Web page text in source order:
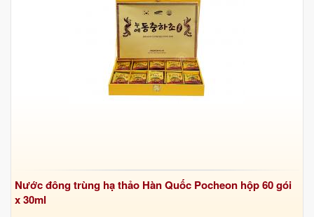
Nước đông trùng hạ thảo Hàn Quốc Pocheon hộp 60 gói
x 30ml